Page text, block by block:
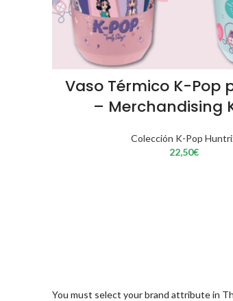
Vaso Térmico K-Pop
– Merchandising
Colección K-Pop
22,50€
You must select your brand attribute in